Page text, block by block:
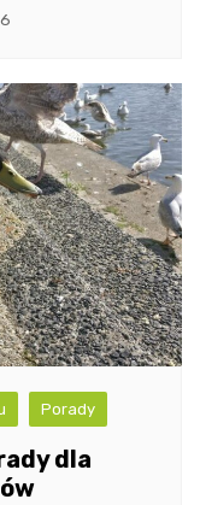
Porady
dla